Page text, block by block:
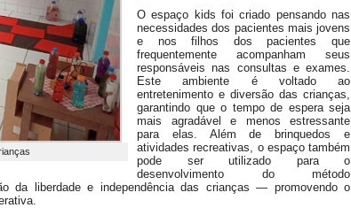
O espaço kids foi criado pensando nas
necessidades dos pacientes mais jovens
e nos filhos dos pacientes que
frequentemente acompanham seus
responsáveis nas consultas e exames.
Este ambiente é voltado ao
entretenimento e diversão das crianças,
garantindo que o tempo de espera seja
mais agradável e menos estressante
para elas. Além de brinquedos e
atividades recreativas, o espaço também
pode ser utilizado para o
desenvolvimento do método
da liberdade e independência das crianças — promovendo o